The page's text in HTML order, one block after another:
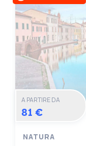
A PARTIRE DA
81 €
NATURA